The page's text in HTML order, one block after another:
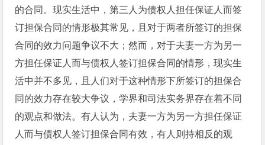
的合同。现实生活中，第三人为债权人担任保证人而签
订担保合同的情形极其常见，且对于两者所签订的担保
合同的效力问题争议不大；然而，对于夫妻一方为另一
方担任保证人而与债权人签订担保合同的情形，现实生
活中并不多见，且人们对于这种情形下所签订的担保合
同的效力存在较大争议，学界和司法实务界存在着不同
的观点和做法。有人认为，夫妻一方为另一方担任保证
人而与债权人签订担保合同有效，有人则持相反的观